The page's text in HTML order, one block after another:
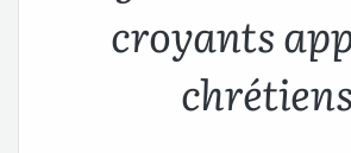
croyants
chrétiens